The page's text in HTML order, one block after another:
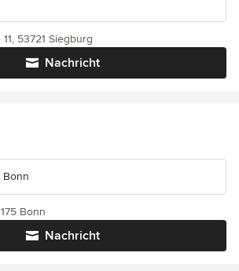
Nachricht
53721 Siegburg
Bonn
Nachricht
Bonn